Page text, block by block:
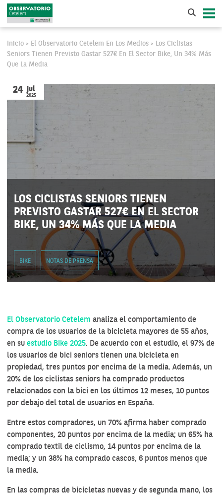
Inicio > El Observatorio Cetelem En Los Medios >
Los Ciclistas
Seniors Tienen Previsto Gastar 527€ En El Sector Bike, Un 34% Más
Que La Media
LOS CICLISTAS SENIORS TIENEN
PREVISTO GASTAR 527€ EN EL SECTOR
BIKE, UN 34% MÁS QUE LA MEDIA
BIKE NOTAS DE PRENSA
24 jul
2025
El Observatorio Cetelem analiza el comportamiento de
compra de los usuarios de la bicicleta mayores de 55 años,
en su estudio Bike 2025. De acuerdo con el estudio, el 97% de
los usuarios de bici seniors tienen una bicicleta en
propiedad, tres puntos por encima de la media. Además, un
20% de los ciclistas seniors ha comprado productos
relacionados con la bici en los últimos 12 meses, 10 puntos
por debajo del total de usuarios en España.
Entre estos compradores, un 70% afirma haber comprado
componentes, 20 puntos por encima de la media; un 65% ha
comprado textil de ciclismo, 14 puntos por encima de la
media; y un 38% ha comprado cascos, 6 puntos menos que
la media.
En las compras de bicicletas nuevas y de segunda mano, los